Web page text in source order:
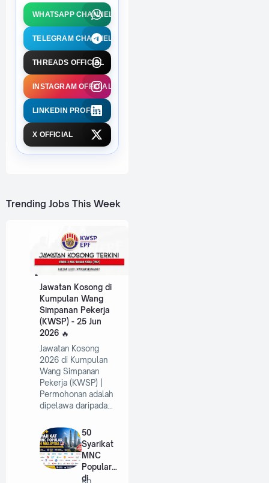
WHATSAPP CHANNEL
TELEGRAM CHANNEL
THREADS OFFICIAL
INSTAGRAM OFFICIAL
LINKEDIN PROFILE
X OFFICIAL
Trending Jobs This Week
Jawatan Kosong di
Kumpulan Wang
Simpanan Pekerja
(KWSP) - 25 Jun
2026
Jawatan Kosong
2026 di Kumpulan
Wang Simpanan
Pekerja (KWSP) |
Permohonan adalah
dipelawa daripada…
50
Syarikat
MNC
Popular
di